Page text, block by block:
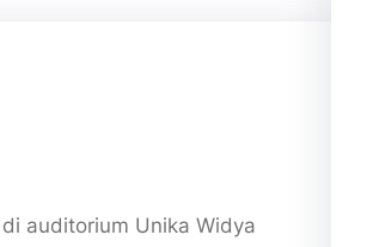
auditorium Unika Widya